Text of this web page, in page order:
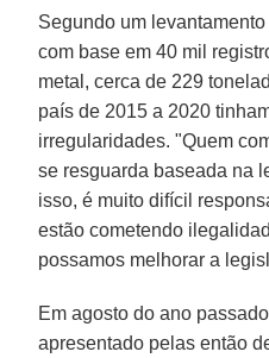
Segundo um
com base em 40 mil
metal, cerca de 229
país de 2015 a 2020
irregularidades. "Quem
se resguarda baseada na
isso, é muito difícil
estão cometendo
possamos melhorar a
Em agosto do ano
apresentado pelas então